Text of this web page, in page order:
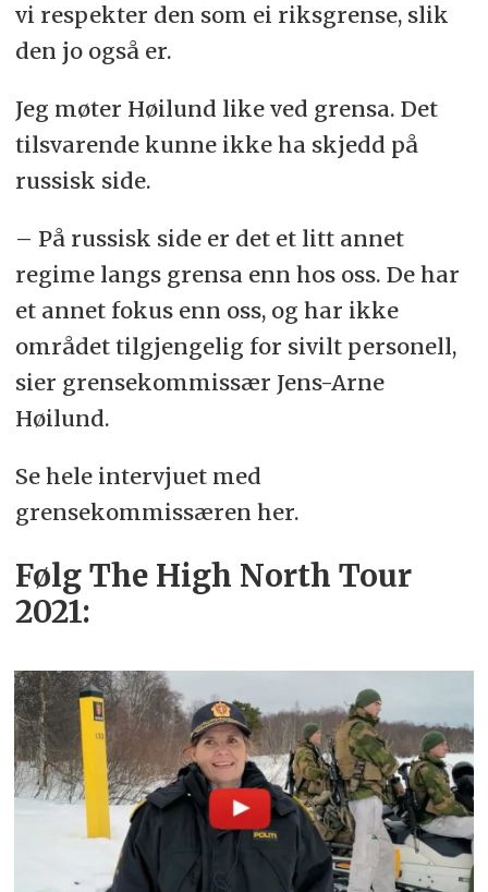
vi respekter den som ei riksgrense, slik
den jo også er.
Jeg møter Høilund like ved grensa. Det
tilsvarende kunne ikke ha skjedd på
russisk side.
– På russisk side er det et litt annet
regime langs grensa enn hos oss. De har
et annet fokus enn oss, og har ikke
området tilgjengelig for sivilt personell,
sier grensekommissær Jens-Arne
Høilund.
Se hele intervjuet med
grensekommissæren her.
Følg The High North Tour
2021: